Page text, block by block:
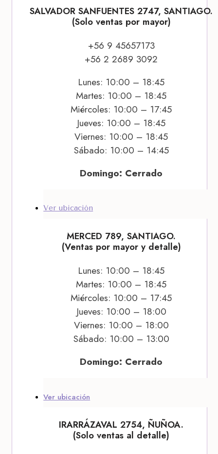
SALVADOR SANFUENTES 2747, SANTIAGO.
(Solo ventas por mayor)
+56 9 45657173
+56 2 2689 3092
Lunes: 10:00 – 18:45
Martes: 10:00 – 18:45
Miércoles: 10:00 – 17:45
Jueves: 10:00 – 18:45
Viernes: 10:00 – 18:45
Sábado: 10:00 – 14:45
Domingo: Cerrado
Ver ubicación
MERCED 789, SANTIAGO.
(Ventas por mayor y detalle)
Lunes: 10:00 – 18:45
Martes: 10:00 – 18:45
Miércoles: 10:00 – 17:45
Jueves: 10:00 – 18:00
Viernes: 10:00 – 18:00
Sábado: 10:00 – 13:00
Domingo: Cerrado
Ver ubicación
IRARRÁZAVAL 2754, ÑUÑOA.
(Solo ventas al detalle)